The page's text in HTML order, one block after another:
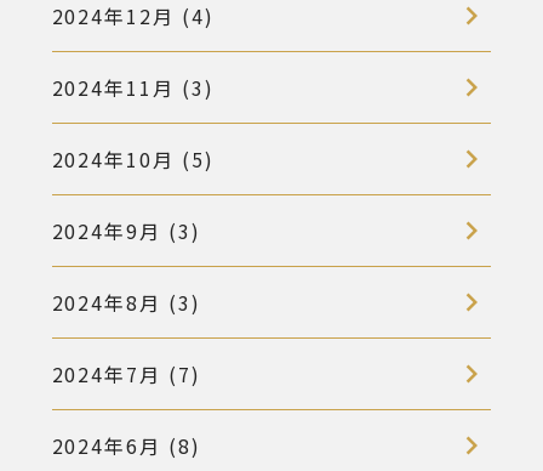
2024年12月 (4)
2024年11月 (3)
2024年10月 (5)
2024年9月 (3)
2024年8月 (3)
2024年7月 (7)
2024年6月 (8)